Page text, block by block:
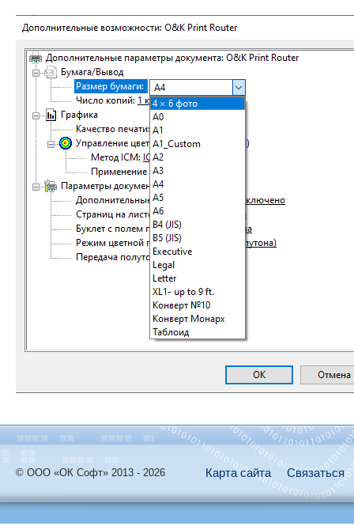
© ООО «ОК Софт» 2013 - 2026 Карта сайта Связаться